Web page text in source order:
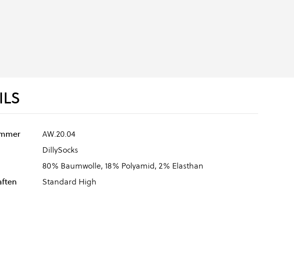
AW.20.04
DillySocks
80% Baumwolle, 18% Polyamid, 2% Elasthan
Standard High